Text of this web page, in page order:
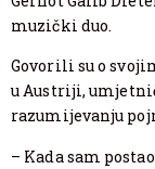
muzički duo.
Govorili su o
u Austriji,
razumijevanju
– Kada sam